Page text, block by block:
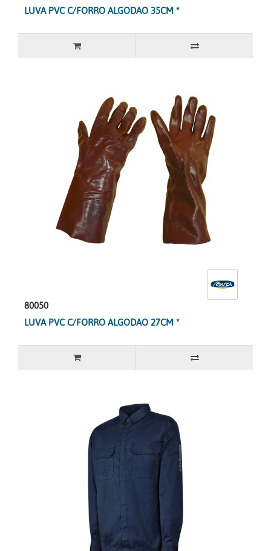
LUVA PVC C/FORRO ALGODAO 35CM *
80050
LUVA PVC C/FORRO ALGODAO 27CM *